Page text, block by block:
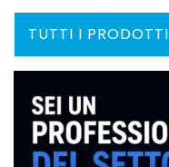
TUTTI I PRODOTTI